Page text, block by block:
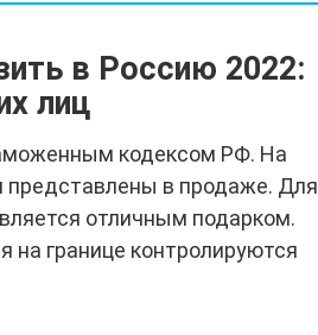
в Россию 2022:
лиц
кодексом РФ. На
представлены в продаже. Для
отличным подарком.
на границе контролируются